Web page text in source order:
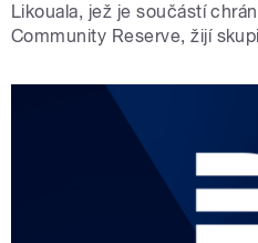
Likouala, jež je součástí
Community Reserve, žijí